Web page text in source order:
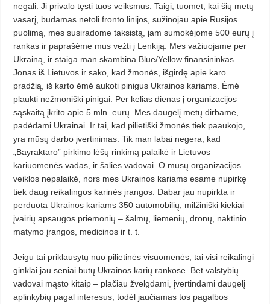
negali. Ji privalo tęsti tuos veiksmus. Taigi, tuomet, kai šių metų
vasarį, būdamas netoli fronto linijos, sužinojau apie Rusijos
puolimą, mes susiradome taksistą, jam sumokėjome 500 eurų į
rankas ir paprašėme mus vežti į Lenkiją. Mes važiuojame per
Ukrainą, ir staiga man skambina Blue/Yellow finansininkas
Jonas iš Lie­tuvos ir sako, kad žmonės, išgirdę apie karo
pradžią, iš karto ėmė aukoti pinigus Ukrainos kariams. Ėmė
plaukti nežmoniški pinigai. Per kelias dienas į organizacijos
sąskaitą įkrito apie 5 mln. eurų. Mes daugelį metų dirbame,
padėdami Ukrainai. Ir tai, kad pilietiški žmonės tiek paaukojo,
yra mūsų darbo įvertinimas. Tik man labai negera, kad
„Bayraktaro” pirkimo lėšų rinkimą palaikė ir Lietuvos
kariuomenės vadas, ir šalies vadovai. O mūsų organizacijos
veiklos nepalaikė, nors mes Ukrainos kariams esame nupirkę
tiek daug reikalingos karinės įrangos. Dabar jau nupirkta ir
perduo­ta Ukrainos kariams 350 automobilių, milžiniški kiekiai
įvairių apsau­gos priemonių – šalmų, liemenių, dronų, naktinio
matymo įrangos, medicinos ir t. t.
Jeigu tai priklausytų nuo pilietinės visuomenės, tai visi reikalingi
ginklai jau seniai būtų Ukrainos karių ranko­se. Bet valstybių
vadovai mąsto kitaip – plačiau žvelgdami, įvertindami daugelį
aplinkybių pagal interesus, todėl jaučiamas tos pagalbos